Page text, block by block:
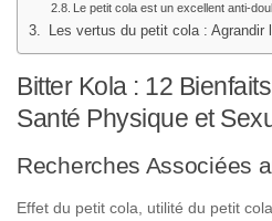
Le petit cola est un excellent anti-
Les vertus du petit cola : Agrandir
Bitter Kola : 12
Santé Physique et
Recherches Associées
Effet du petit cola, utilité du petit